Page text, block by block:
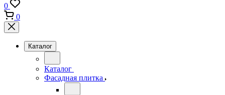
0
0
Каталог
Каталог
Фасадная плитка